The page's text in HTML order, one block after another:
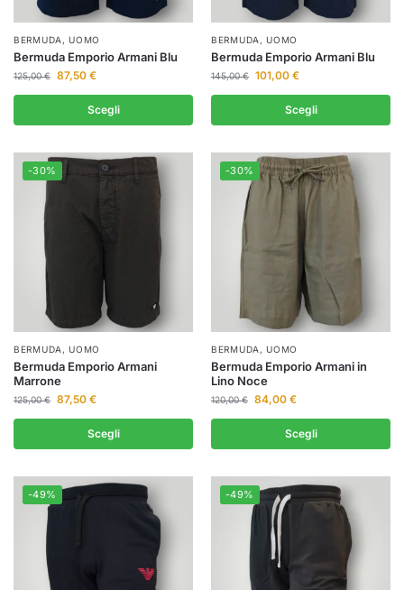
BERMUDA ,UOMO
Bermuda Emporio Armani Blu
125,00€ 87,50 €
Scegli
BERMUDA ,UOMO
Bermuda Emporio Armani Blu
145,00€ 101,00 €
Scegli
-30%
BERMUDA ,UOMO
Bermuda Emporio Armani
Marrone
125,00€ 87,50 €
Scegli
-30%
BERMUDA ,UOMO
Bermuda Emporio Armani in
Lino Noce
120,00€ 84,00 €
Scegli
-49% -49%